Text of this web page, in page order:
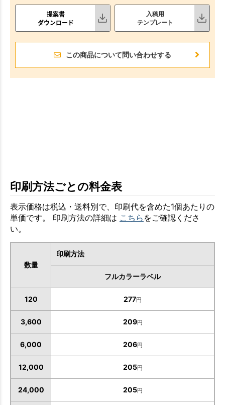
提案書
ダウンロード
入稿用
テンプレート
この商品について問い合わせする
印刷方法ごとの料金表
表示価格は税込・送料別で、印刷代を含めた1個あたりの
単価です。 印刷方法の詳細は こちら をご確認くださ
い。
数量
印刷方法
フルカラーラベル
120 277円
3,600 209円
6,000 206円
12,000 205円
24,000 205円